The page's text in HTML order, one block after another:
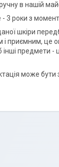
в нашій
- 3 роки з
шкіри
і приємним,
інші предмети -
може бути